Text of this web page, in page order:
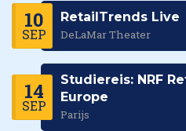
10
SEP
RetailTrends Live
DeLaMar Theater
14
SEP
Studiereis: NRF
Europe
Parijs